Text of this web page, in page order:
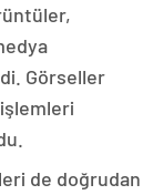
Görseller
de doğrudan